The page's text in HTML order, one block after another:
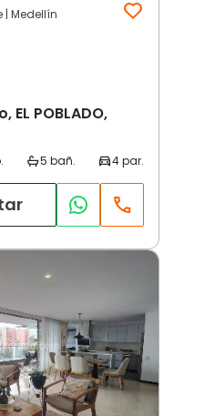
| Medellín
EL POBLADO,